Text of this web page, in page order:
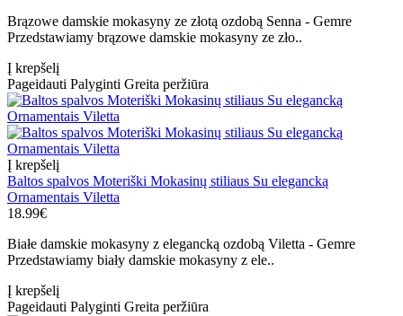
Brązowe damskie mokasyny ze złotą ozdobą Senna - Gemre
Przedstawiamy brązowe damskie mokasyny ze zło..
Į krepšelį
Pageidauti Palyginti Greita peržiūra
Į krepšelį
Baltos spalvos Moteriški Mokasinų stiliaus Su elegancką
Ornamentais Viletta
18.99€
Białe damskie mokasyny z elegancką ozdobą Viletta - Gemre
Przedstawiamy biały damskie mokasyny z ele..
Į krepšelį
Pageidauti Palyginti Greita peržiūra